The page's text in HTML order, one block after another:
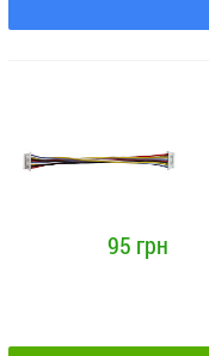
95 грн